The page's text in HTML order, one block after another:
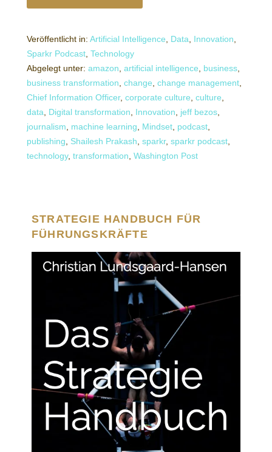
Veröffentlicht in: Artificial Intelligence Data Innovation
Sparkr Podcast Technology
Abgelegt unter: amazon artificial intelligence business
business transformation change change management
Chief Information Officer, corporate culture culture
data
Digital transformation Innovation jeff bezos
journalism
machine learning Mindset podcast
publishing
Shailesh Prakash sparkr, sparkr podcast
technology, transformation Washington Post
STRATEGIE HANDBUCH FÜR
FÜHRUNGSKRÄFTE